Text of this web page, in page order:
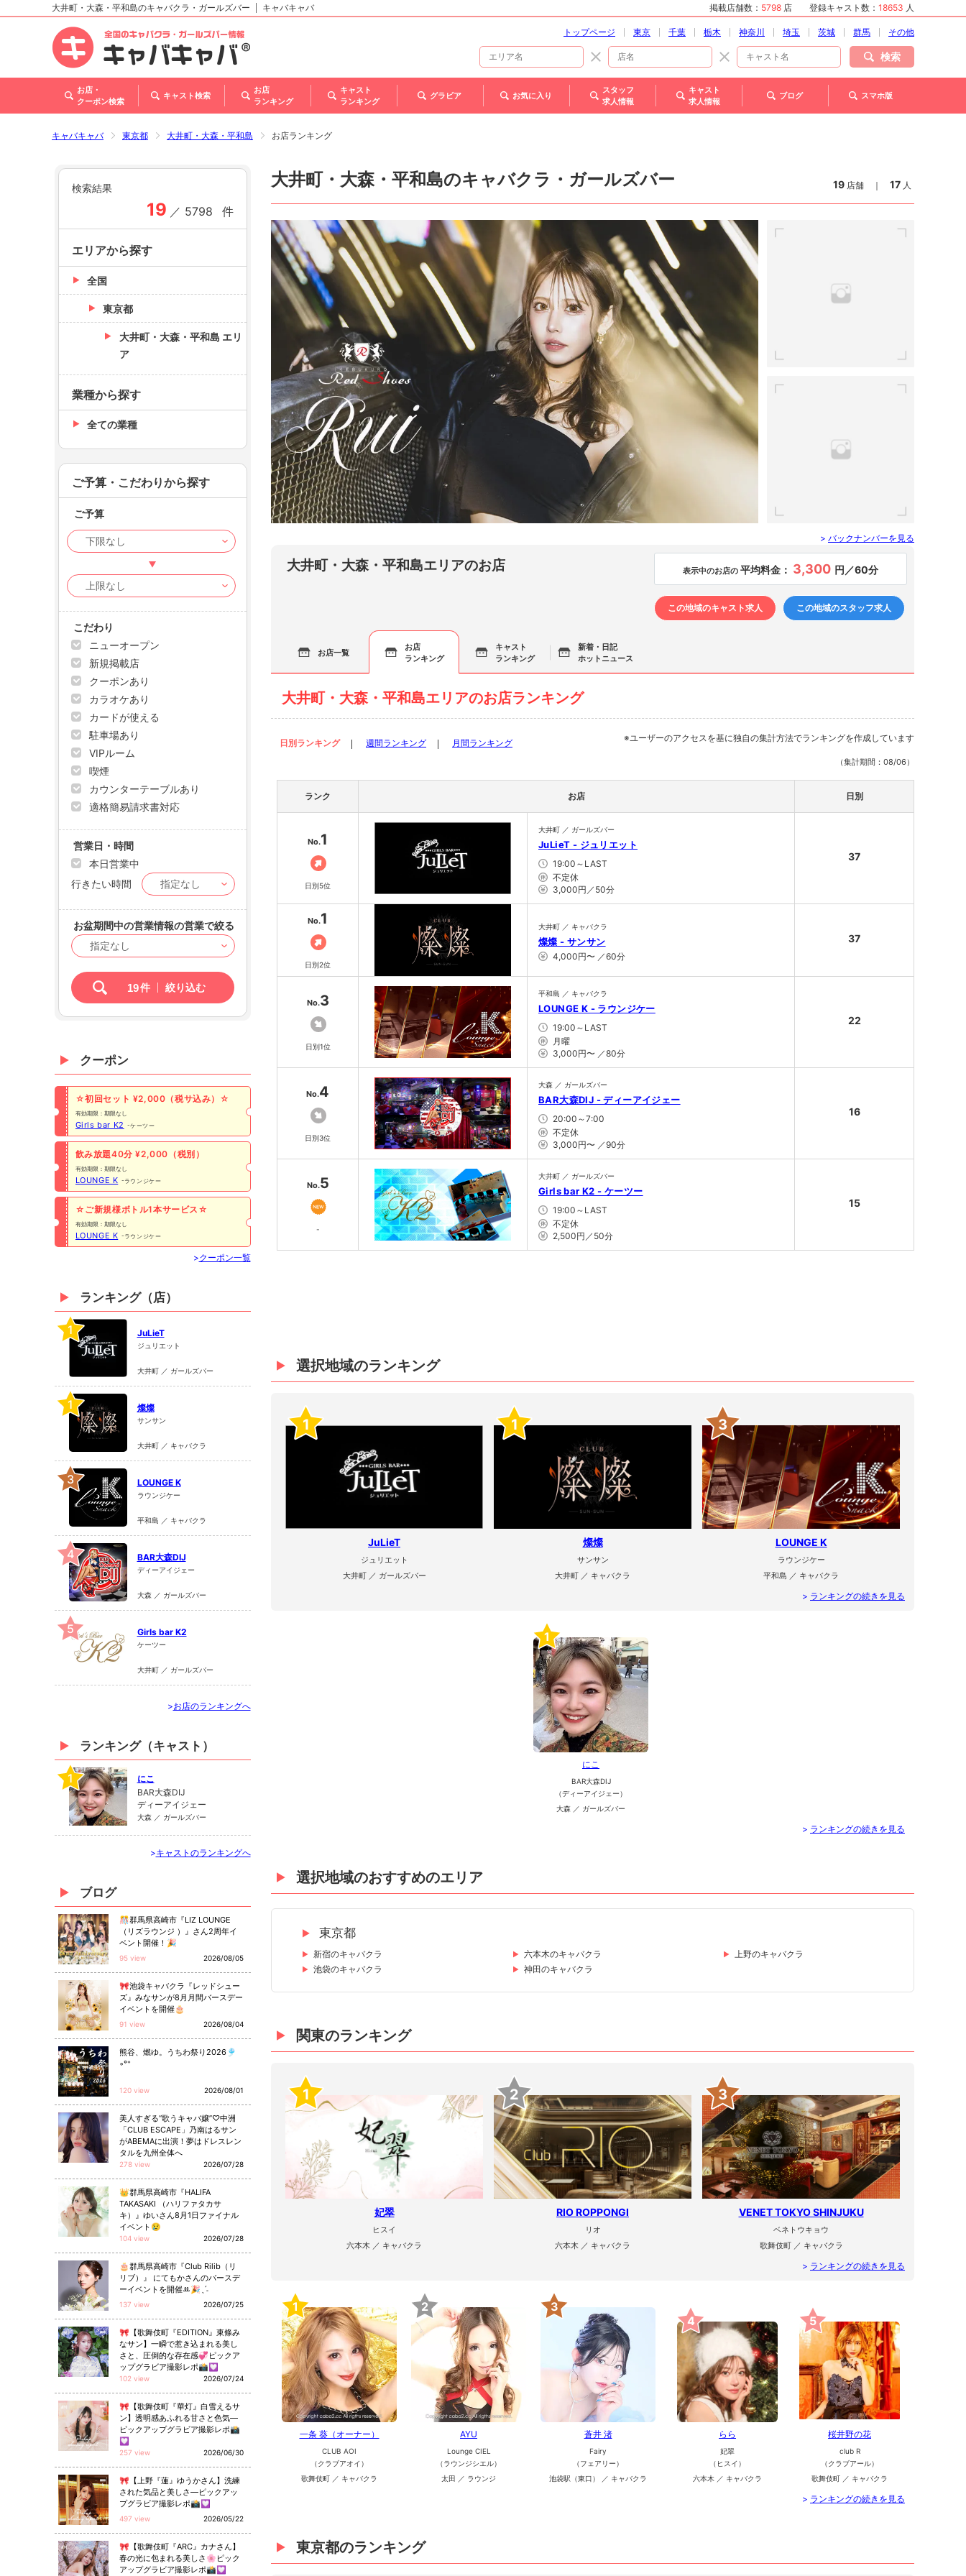
北海道
東北
甲信越・北陸
関西
大井町・大森・平和島のキャバクラ・ガールズバー キャバキャバ 掲載店舗数： 5798 店 登録キャスト数： 18653 人
トップページ 東京 千葉 栃木 神奈川 埼玉 茨城 群馬 その他
検索
お店・
クーポン検索
キャスト検索
お店
ランキング
キャスト
ランキング
グラビア お気に入り
スタッフ
求人情報
キャスト
求人情報
ブログ スマホ版
キャバキャバ 東京都 大井町・大森・平和島 お店ランキング
大井町・大森・平和島のキャバクラ・ガールズバー 19 店舗 ｜ 17 人
> バックナンバーを見る
大井町・大森・平和島エリアのお店 表示中のお店の 平均料金： 3,300 円／60分
この地域のキャスト求人 この地域のスタッフ求人
お店一覧
お店
ランキング
キャスト
ランキング
新着・日記
ホットニュース
大井町・大森・平和島エリアのお店ランキング
日別ランキング 週間ランキング 月間ランキング ※ユーザーのアクセスを基に独自の集計方法でランキングを作成しています
（集計期間：08/06）
ランク お店 日別
No.1
日別5位
大井町 ／ ガールズバー
JuLieT - ジュリエット
19:00～LAST
不定休
3,000円／50分
37
No.1
日別2位
大井町 ／ キャバクラ
燦燦 - サンサン
4,000円〜 ／60分
37
No.3
日別1位
平和島 ／ キャバクラ
LOUNGE K - ラウンジケー
19:00～LAST
月曜
3,000円〜 ／80分
22
No.4
日別3位
大森 ／ ガールズバー
BAR大森DIJ - ディーアイジェー
20:00～7:00
不定休
3,000円〜 ／90分
16
No.5
-
大井町 ／ ガールズバー
Girls bar K2 - ケーツー
19:00～LAST
不定休
2,500円／50分
15
選択地域のランキング
1
JuLieT
ジュリエット
大井町 ／ ガールズバー
1
燦燦
サンサン
大井町 ／ キャバクラ
3
LOUNGE K
ラウンジケー
平和島 ／ キャバクラ
> ランキングの続きを見る
1
にこ
BAR大森DIJ
（ディーアイジェー）
大森 ／ ガールズバー
> ランキングの続きを見る
選択地域のおすすめのエリア
東京都
新宿のキャバクラ 六本木のキャバクラ
上野のキャバクラ
池袋のキャバクラ
神田のキャバクラ
関東のランキング
1
妃翠
ヒスイ
六本木 ／ キャバクラ
2
RIO ROPPONGI
リオ
六本木 ／ キャバクラ
3
VENET TOKYO SHINJUKU
ベネトウキョウ
歌舞伎町 ／ キャバクラ
> ランキングの続きを見る
1
一条 葵（オーナー）
CLUB AOI
（クラブアオイ）
歌舞伎町 ／ キャバクラ
2
AYU
Lounge CIEL
（ラウンジシエル）
太田 ／ ラウンジ
3
蒼井 渚
Fairy
（フェアリー）
池袋駅（東口） ／ キャバクラ
4
らら
妃翠
（ヒスイ）
六本木 ／ キャバクラ
5
桜井野の花
club R
（クラブアール）
歌舞伎町 ／ キャバクラ
> ランキングの続きを見る
東京都のランキング
検索結果
19 ／ 5798 件
エリアから探す
全国
東京都
大井町・大森・平和島 エリ
ア
業種から探す
全ての業種
ご予算・こだわりから探す
ご予算
こだわり
ニューオープン
新規掲載店
クーポンあり
カラオケあり
カードが使える
駐車場あり
VIPルーム
喫煙
カウンターテーブルあり
適格簡易請求書対応
営業日・時間
本日営業中
行きたい時間
お盆期間中の営業情報の営業で絞る
19件 絞り込む
クーポン
☆初回セット ¥2,000（税サ込み）☆
有効期限：期限なし
Girls bar K2 ケーツー
飲み放題40分 ¥2,000（税別）
有効期限：期限なし
LOUNGE K ラウンジケー
☆ご新規様ボトル1本サービス☆
有効期限：期限なし
LOUNGE K ラウンジケー
>クーポン一覧
ランキング（店）
1 JuLieT
ジュリエット
大井町 ／ ガールズバー
1 燦燦
サンサン
大井町 ／ キャバクラ
3 LOUNGE K
ラウンジケー
平和島 ／ キャバクラ
4 BAR大森DIJ
ディーアイジェー
大森 ／ ガールズバー
5 Girls bar K2
ケーツー
大井町 ／ ガールズバー
>お店のランキングへ
ランキング（キャスト）
1
にこ
BAR大森DIJ
ディーアイジェー
大森 ／ ガールズバー
>キャストのランキングへ
ブログ
🎊群馬県高崎市『LIZ LOUNGE
（リズラウンジ ）』さん2周年イ
ベント開催！🎉
95 view 2026/08/05
🎀池袋キャバクラ『レッドシュー
ズ』みなサンが8月月間バースデー
イベントを開催🎂
91 view 2026/08/04
熊谷、燃ゆ。うちわ祭り2026🎐
◦°⁺
120 view 2026/08/01
美人すぎる“歌うキャバ嬢”♡中洲
「CLUB ESCAPE」乃南はるサン
がABEMAに出演！夢はドレスレン
タルを九州全体へ
278 view 2026/07/28
👑群馬県高崎市『HALIFA
TAKASAKI （ハリファタカサ
キ）』ゆいさん8月1日ファイナル
イベント😢
104 view 2026/07/28
🎂群馬県高崎市『Club Rilib（リ
リブ）』 にてもかさんのバースデ
ーイベントを開催ꔛ🎉ˎˊ˗
137 view 2026/07/25
🎀【歌舞伎町『EDITION』東條み
なサン】一瞬で惹き込まれる美し
さと、圧倒的な存在感💞ピックア
ップグラビア撮影レポ📸💟
102 view 2026/07/24
🎀【歌舞伎町『華灯』白雪えるサ
ン】透明感あふれる甘さと色気—
ピックアップグラビア撮影レポ📸
💟
257 view 2026/06/30
🎀【上野『蓮』ゆうかさん】洗練
された気品と美しさ—ピックアッ
プグラビア撮影レポ📸💟
497 view 2026/05/22
🎀【歌舞伎町『ARC』カナさん】
春の光に包まれる美しさ🌸ピック
アップグラビア撮影レポ📸💟